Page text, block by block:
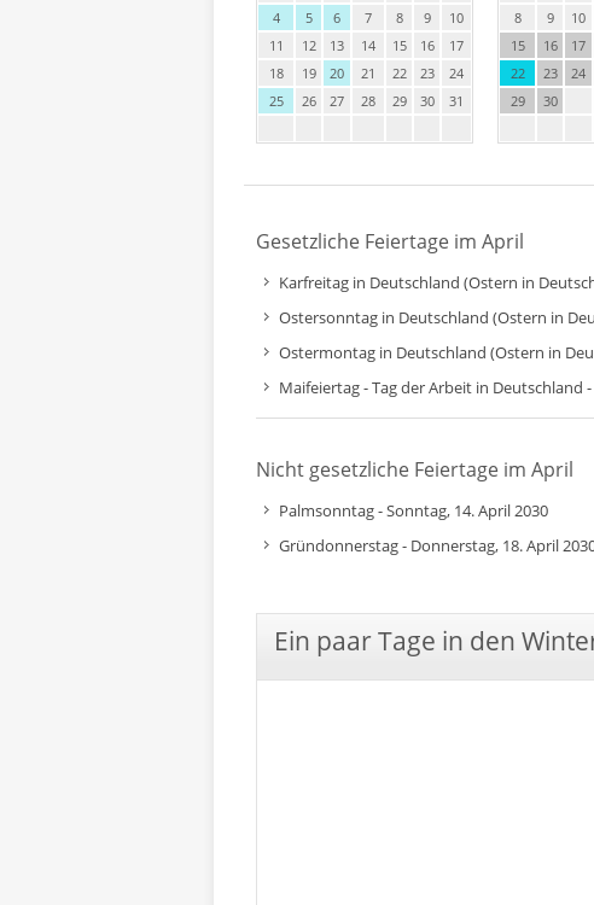
4
5 6 7 8 9
10
11
12 13 14 15 16
17
18
19 20 21 22 23
24
25
26 27 28 29 30 31
8
9 10
15
16 17
22
23 24
29
30
Gesetzliche Feiertage im April
Karfreitag in Deutschland (Ostern in
Ostersonntag in Deutschland (Ostern in
Ostermontag in Deutschland (Ostern in
Maifeiertag - Tag der Arbeit in Deutschland
Nicht gesetzliche Feiertage im April
Palmsonntag - Sonntag, 14. April 2030
Gründonnerstag - Donnerstag, 18. April
Ein paar Tage in den